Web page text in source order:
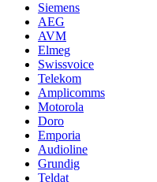
Siemens
AEG
AVM
Elmeg
Swissvoice
Telekom
Amplicomms
Motorola
Doro
Emporia
Audioline
Grundig
Teldat